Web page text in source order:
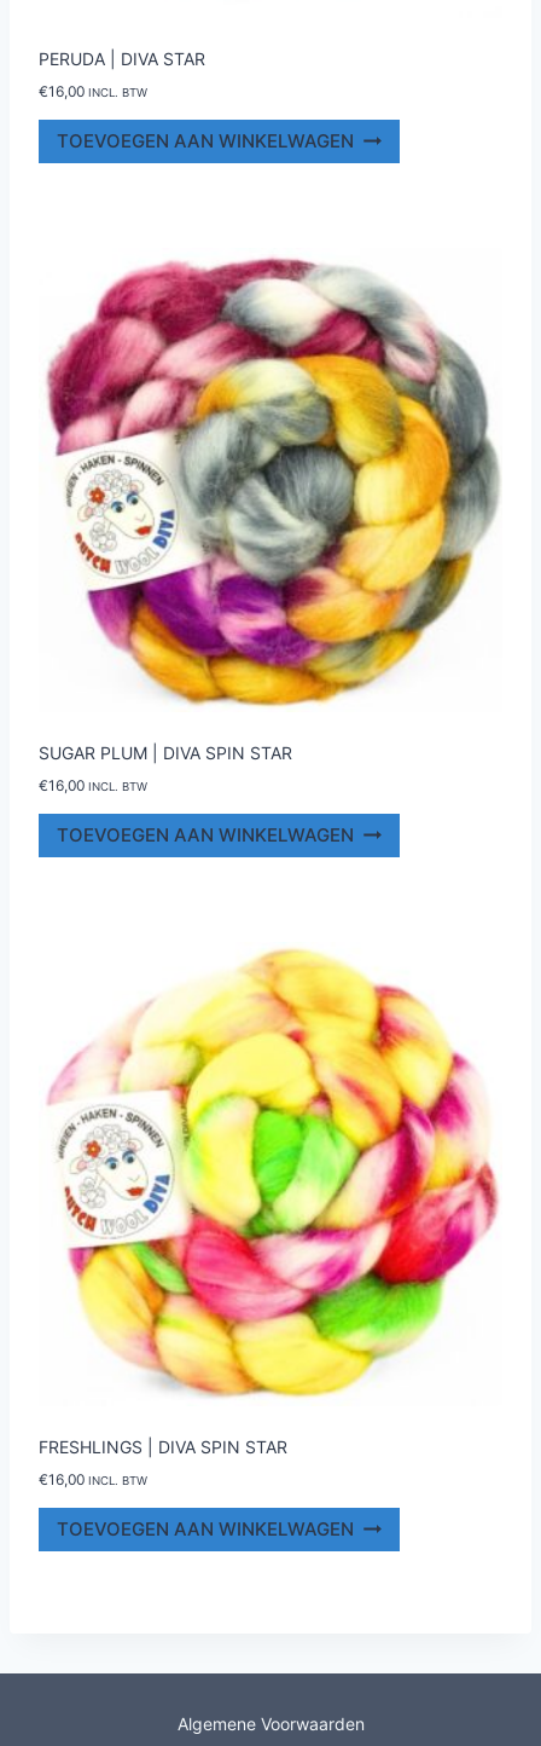
PERUDA | DIVA STAR
€16,00 INCL. BTW
TOEVOEGEN AAN WINKELWAGEN
SUGAR PLUM | DIVA SPIN STAR
€16,00 INCL. BTW
TOEVOEGEN AAN WINKELWAGEN
FRESHLINGS | DIVA SPIN STAR
€16,00 INCL. BTW
TOEVOEGEN AAN WINKELWAGEN
Algemene Voorwaarden